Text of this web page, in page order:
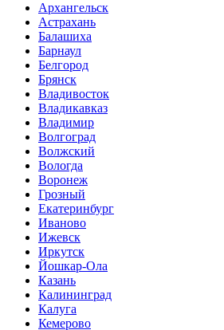
Архангельск
Астрахань
Балашиха
Барнаул
Белгород
Брянск
Владивосток
Владикавказ
Владимир
Волгоград
Волжский
Вологда
Воронеж
Грозный
Екатеринбург
Иваново
Ижевск
Иркутск
Йошкар-Ола
Казань
Калининград
Калуга
Кемерово